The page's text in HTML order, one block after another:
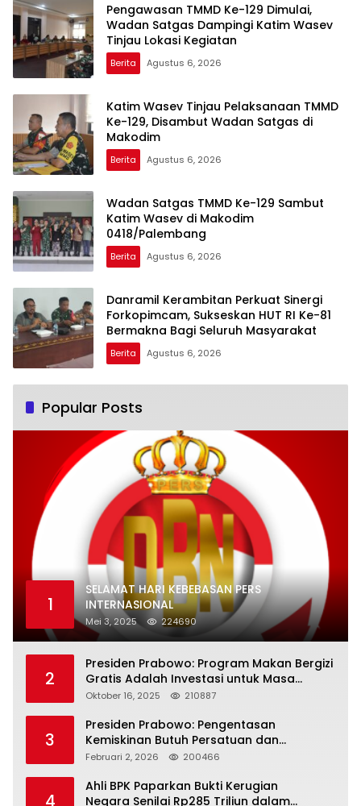
Pengawasan TMMD Ke-129 Dimulai,
Wadan Satgas Dampingi Katim Wasev
Tinjau Lokasi Kegiatan
Berita Agustus 6, 2026
Katim Wasev Tinjau Pelaksanaan TMMD
Ke-129, Disambut Wadan Satgas di
Makodim
Berita Agustus 6, 2026
Wadan Satgas TMMD Ke-129 Sambut
Katim Wasev di Makodim
0418/Palembang
Berita Agustus 6, 2026
Danramil Kerambitan Perkuat Sinergi
Forkopimcam, Sukseskan HUT RI Ke-81
Bermakna Bagi Seluruh Masyarakat
Berita Agustus 6, 2026
Popular Posts
1
SELAMAT HARI KEBEBASAN PERS
INTERNASIONAL
Mei 3, 2025 224690
2
Presiden Prabowo: Program Makan Bergizi
Gratis Adalah Investasi untuk Masa
Depan Bangsa
Oktober 16, 2025 210887
3
Presiden Prabowo: Pengentasan
Kemiskinan Butuh Persatuan dan
Kepemimpinan yang Bertanggung Jawab
Februari 2, 2026 200466
4
Ahli BPK Paparkan Bukti Kerugian
Negara Senilai Rp285 Triliun dalam